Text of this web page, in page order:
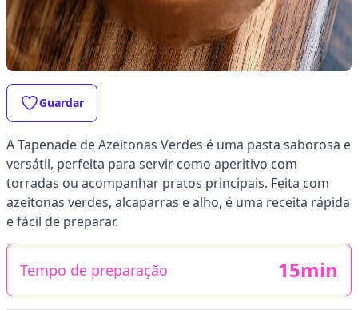
Guardar
A Tapenade de Azeitonas Verdes é uma pasta saborosa e
versátil, perfeita para servir como aperitivo com
torradas ou acompanhar pratos principais. Feita com
azeitonas verdes, alcaparras e alho, é uma receita rápida
e fácil de preparar.
Tempo de preparação 15min